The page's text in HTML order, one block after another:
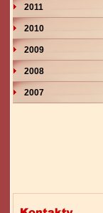
2011
2010
2009
2008
2007